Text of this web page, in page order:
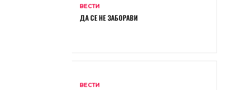
ВЕСТИ
ДА СЕ НЕ ЗАБОРАВИ
ВЕСТИ